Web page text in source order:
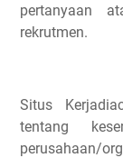
pertanyaan
rekrutmen.
Situs
tentang
perusahaan/